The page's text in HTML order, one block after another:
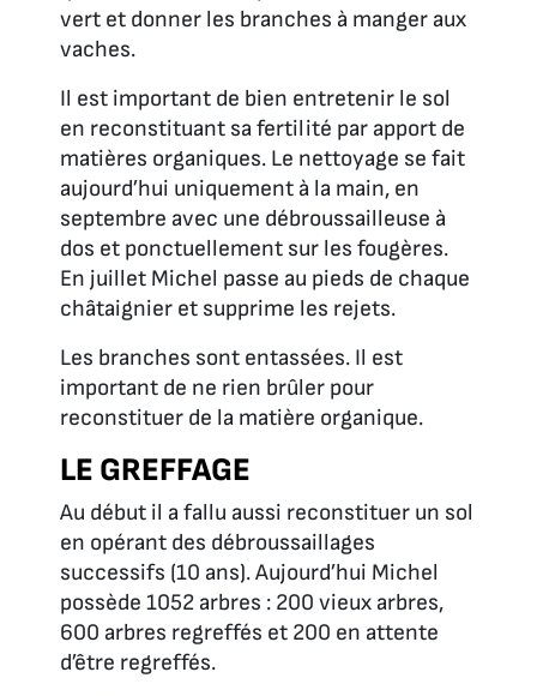
vert et donner les branches à manger aux
vaches.
Il est important de bien entretenir le sol
en reconstituant sa fertilité par apport de
matières organiques. Le nettoyage se fait
aujourd’hui uniquement à la main, en
septembre avec une débroussailleuse à
dos et ponctuellement sur les fougères.
En juillet Michel passe au pieds de chaque
châtaignier et supprime les rejets.
Les branches sont entassées. Il est
important de ne rien brûler pour
reconstituer de la matière organique.
LE GREFFAGE
Au début il a fallu aussi reconstituer un sol
en opérant des débroussaillages
successifs (10 ans). Aujourd’hui Michel
possède 1052 arbres : 200 vieux arbres,
600 arbres regreffés et 200 en attente
d’être regreffés.